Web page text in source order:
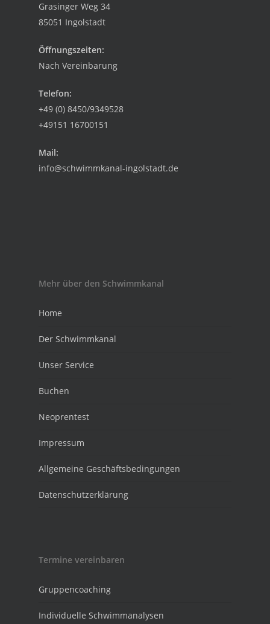
Grasinger Weg 34
85051 Ingolstadt
Öffnungszeiten:
Nach Vereinbarung
Telefon:
+49 (0) 8450/9349528
+49151 16700151
Mail:
info@schwimmkanal-ingolstadt.de
Mehr über den Schwimmkanal
Home
Der Schwimmkanal
Unser Service
Buchen
Neoprentest
Impressum
Allgemeine Geschäftsbedingungen
Datenschutzerklärung
Termine vereinbaren
Gruppencoaching
Individuelle Schwimmanalysen